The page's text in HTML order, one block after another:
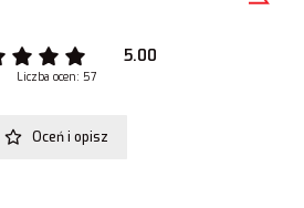
5.00
Liczba ocen: 57
Oceń i opisz